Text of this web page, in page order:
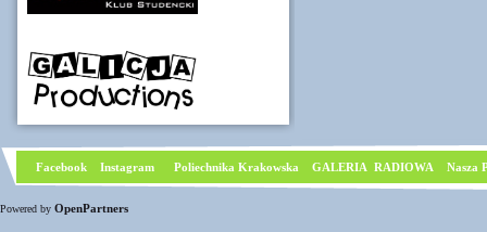
Facebook Instagram Poliechnika Krakowska GALERIA RADIOWA Nasza
Powered by OpenPartners